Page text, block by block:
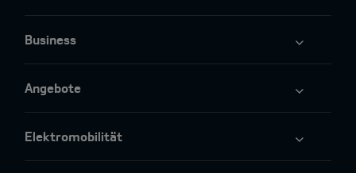
Business
Angebote
Elektromobilität